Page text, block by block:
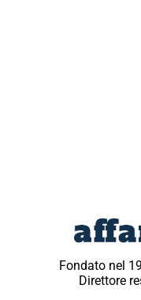
Fondato nel
Direttore